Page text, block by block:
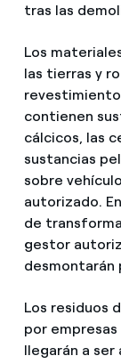
tras las
Los
las tierras y
contienen
cálcicos, las
sustancias
sobre
autorizado.
de
gestor
desmontarán
Los residuos
por
llegarán a